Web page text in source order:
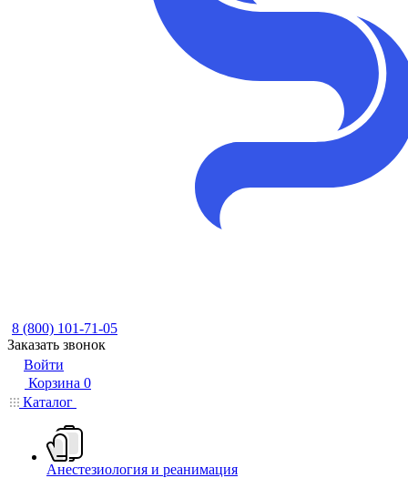
8 (800) 101-71-05
Заказать звонок
Войти
Корзина 0
Каталог
Анестезиология и реанимация